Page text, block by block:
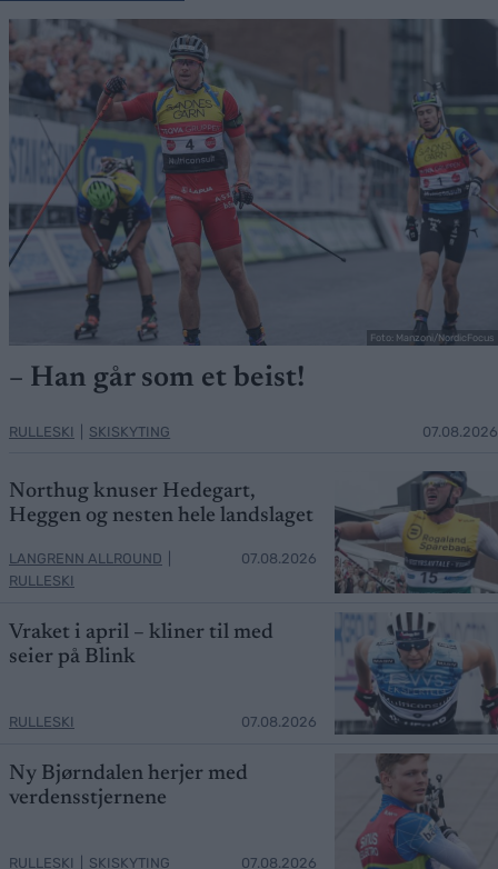
Foto: Manzoni/NordicFocus
– Han går som et beist!
RULLESKI SKISKYTING 07.08.2026
Northug knuser Hedegart,
Heggen og nesten hele landslaget
LANGRENN ALLROUND
RULLESKI
07.08.2026
Vraket i april – kliner til med
seier på Blink
RULLESKI 07.08.2026
Ny Bjørndalen herjer med
verdensstjernene
RULLESKI SKISKYTING 07.08.2026